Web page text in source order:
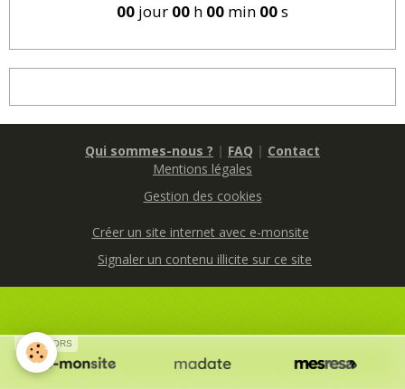
00 jour 00 h 00 min 00s
Qui sommes-nous ? | FAQ | Contact
Mentions légales
Gestion des cookies
Créer un site internet avec e-monsite
Signaler un contenu illicite sur ce site
SPONSORS